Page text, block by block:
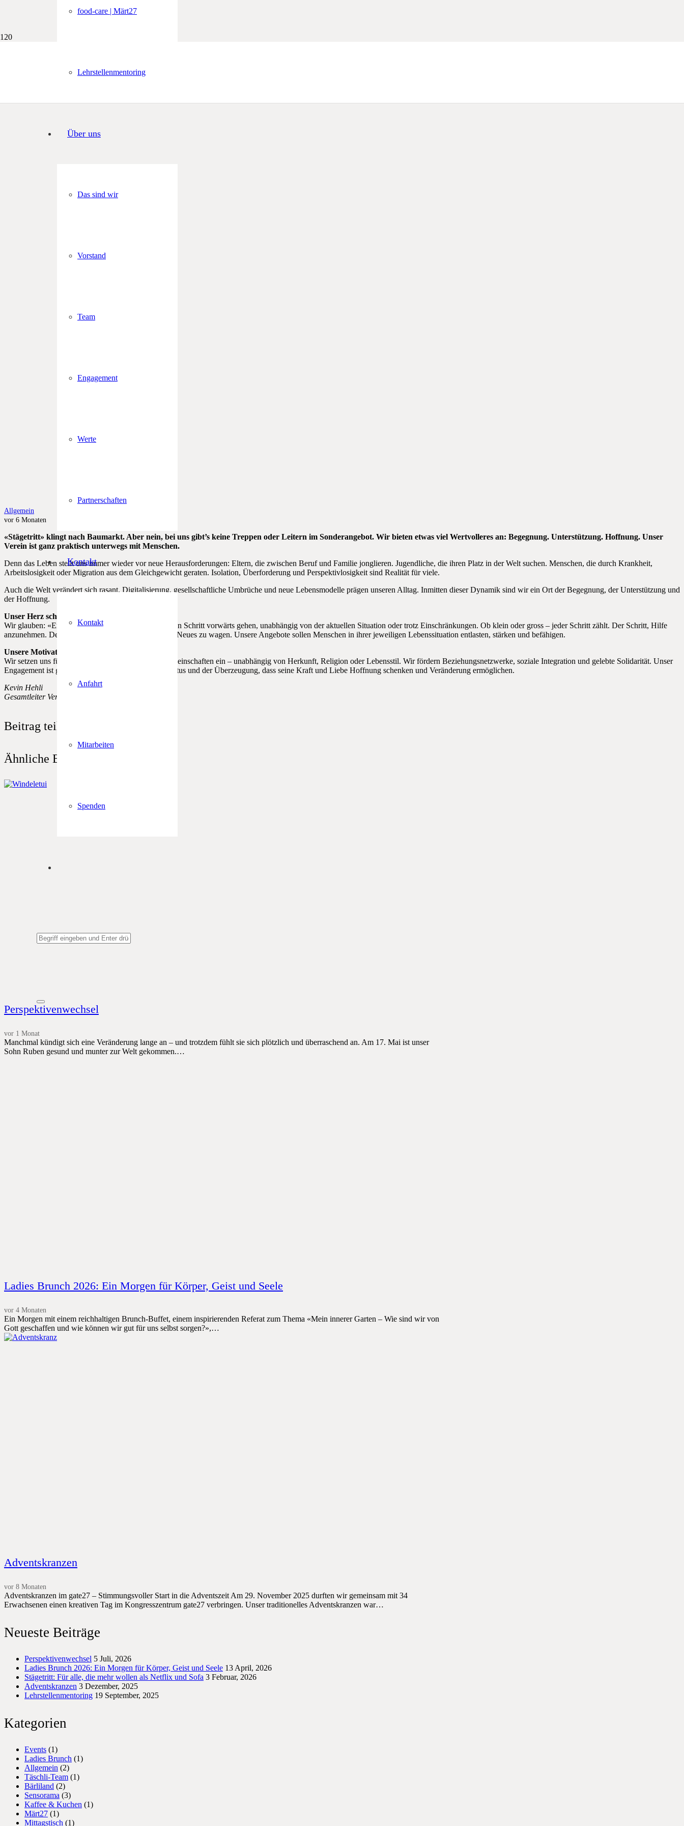
food-care | Märt27
Lehrstellenmentoring
Über uns
Das sind wir
Vorstand
Team
Engagement
Werte
Partnerschaften
Kontakt
Kontakt
Anfahrt
Mitarbeiten
Spenden
Allgemein
vor 6 Monaten
«Stägetritt» klingt nach Baumarkt. Aber nein, bei uns gibt’s keine Treppen oder Leitern im Sonderangebot. Wir bieten etwas viel Wertvolleres an: Begegnung. Unterstützung. Hoffnung. Unser
Verein ist ganz praktisch unterwegs mit Menschen.
Denn das Leben stellt uns immer wieder vor neue Herausforderungen: Eltern, die zwischen Beruf und Familie jonglieren. Jugendliche, die ihren Platz in der Welt suchen. Menschen, die durch Krankheit,
Arbeitslosigkeit oder Migration aus dem Gleichgewicht geraten. Isolation, Überforderung und Perspektivlosigkeit sind Realität für viele.
Auch die Welt verändert sich rasant. Digitalisierung, gesellschaftliche Umbrüche und neue Lebensmodelle prägen unseren Alltag. Inmitten dieser Dynamik sind wir ein Ort der Begegnung, der Unterstützung und
der Hoffnung.
Unser Herz schlägt für den nächsten Schritt
Wir glauben: «En Schritt isch immer möglich…» Einen Schritt vorwärts gehen, unabhängig von der aktuellen Situation oder trotz Einschränkungen. Ob klein oder gross – jeder Schritt zählt. Der Schritt, Hilfe
anzunehmen. Der Schritt, sich zu öffnen. Der Schritt, Neues zu wagen. Unsere Angebote sollen Menschen in ihrer jeweiligen Lebenssituation entlasten, stärken und befähigen.
Unsere Motivation
Wir setzen uns für Familien, Einzelpersonen und Gemeinschaften ein – unabhängig von Herkunft, Religion oder Lebensstil. Wir fördern Beziehungsnetzwerke, soziale Integration und gelebte Solidarität. Unser
Engagement ist getragen vom Glauben an Jesus Christus und der Überzeugung, dass seine Kraft und Liebe Hoffnung schenken und Veränderung ermöglichen.
Kevin Hehli
Gesamtleiter Verein Stägetritt
Beitrag teilen
Ähnliche Beiträge
Perspektivenwechsel
vor 1 Monat
Manchmal kündigt sich eine Veränderung lange an – und trotzdem fühlt sie sich plötzlich und überraschend an. Am 17. Mai ist unser
Sohn Ruben gesund und munter zur Welt gekommen.…
Ladies Brunch 2026: Ein Morgen für Körper, Geist und Seele
vor 4 Monaten
Ein Morgen mit einem reichhaltigen Brunch-Buffet, einem inspirierenden Referat zum Thema «Mein innerer Garten – Wie sind wir von
Gott geschaffen und wie können wir gut für uns selbst sorgen?»,…
Adventskranzen
vor 8 Monaten
Adventskranzen im gate27 – Stimmungsvoller Start in die Adventszeit Am 29. November 2025 durften wir gemeinsam mit 34
Erwachsenen einen kreativen Tag im Kongresszentrum gate27 verbringen. Unser traditionelles Adventskranzen war…
Neueste Beiträge
Perspektivenwechsel 5 Juli, 2026
Ladies Brunch 2026: Ein Morgen für Körper, Geist und Seele 13 April, 2026
Stägetritt: Für alle, die mehr wollen als Netflix und Sofa 3 Februar, 2026
Adventskranzen 3 Dezember, 2025
Lehrstellenmentoring 19 September, 2025
Kategorien
Events (1)
Ladies Brunch (1)
Allgemein (2)
Täschli-Team (1)
Bärliland (2)
Sensorama (3)
Kaffee & Kuchen (1)
Märt27 (1)
Mittagstisch (1)